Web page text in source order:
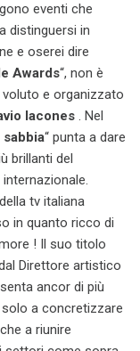
eventi che
distinguersi in
e oserei dire
Awards“, non è
e organizzato
Iacones . Nel
“ punta a dare
brillanti del
tv italiana
in quanto ricco di
! Il suo titolo
Direttore artistico
ancor di più
solo a concretizzare
a riunire